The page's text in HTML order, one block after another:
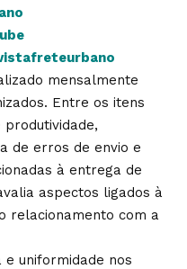
mensalmente
Entre os itens
de erros de envio e
à entrega de
aspectos ligados à
relacionamento com a
uniformidade nos